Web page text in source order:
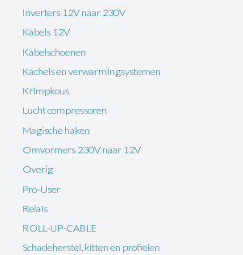
Inverters 12V naar 230V
Kabels 12V
Kabelschoenen
Kachels en verwarmingsystemen
Krimpkous
Lucht compressoren
Magische haken
Omvormers 230V naar 12V
Overig
Pro-User
Relais
ROLL-UP-CABLE
Schadeherstel, kitten en profielen